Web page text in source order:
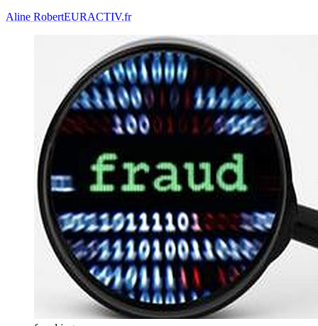
Aline RobertEURACTIV.fr